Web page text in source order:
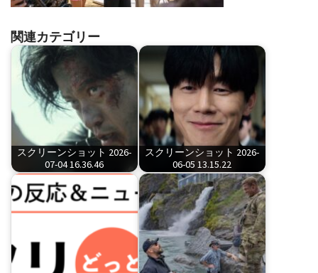
関連カテゴリー
スクリーンショット 2026-
07-04 16.36.46
スクリーンショット 2026-
06-05 13.15.22